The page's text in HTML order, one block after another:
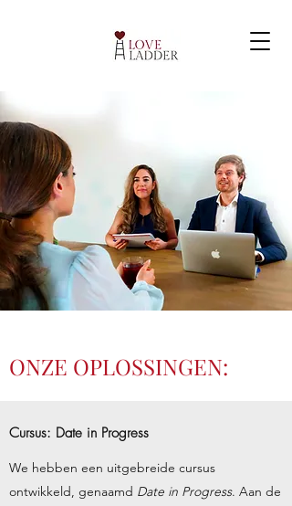
ONZE OPLOSSINGEN:
Cursus: Date in Progress
We hebben een uitgebreide cursus
ontwikkeld, genaamd Date in Progress. Aan de